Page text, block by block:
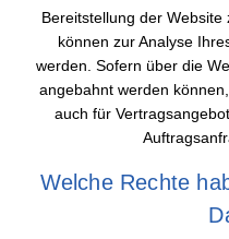
Bereitstellung der
können zur Analyse
werden. Sofern über die
angebahnt werden
auch für
Welche Rechte